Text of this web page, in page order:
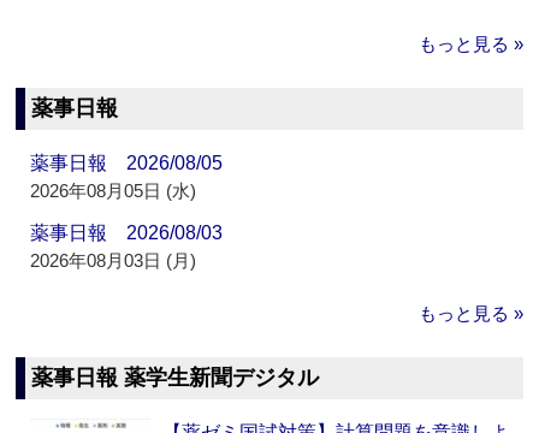
もっと見る »
薬事日報
薬事日報 2026/08/05
2026年08月05日 (水)
薬事日報 2026/08/03
2026年08月03日 (月)
もっと見る »
薬事日報 薬学生新聞デジタル